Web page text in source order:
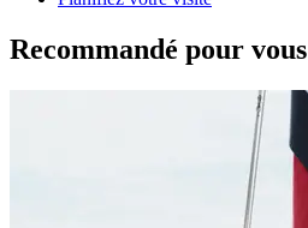
Recommandé pour vous